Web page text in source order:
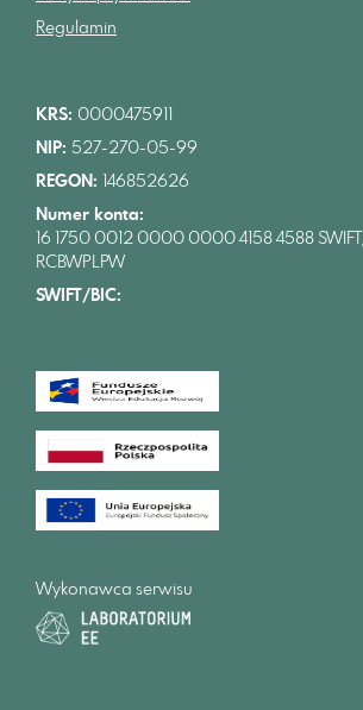
Regulamin
KRS: 0000475911
NIP: 527-270-05-99
REGON:
146852626
Numer konta:
16 1750 0012 0000 0000 4158 4588
RCBWPLPW
SWIFT/BIC:
Wykonawca serwisu